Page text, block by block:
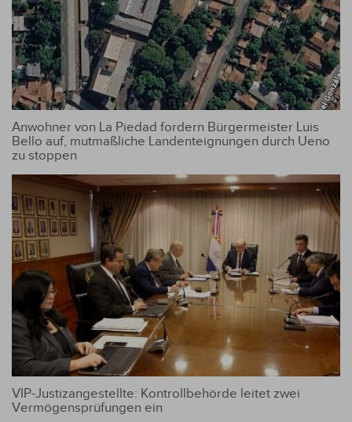
Anwohner von La Piedad fordern Bürgermeister Luis
Bello auf, mutmaßliche Landenteignungen durch Ueno
zu stoppen
VIP-Justizangestellte: Kontrollbehörde leitet zwei
Vermögensprüfungen ein